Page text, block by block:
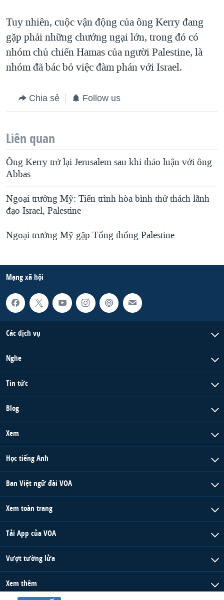
Tuy nhiên, cuộc vận động của ông Kerry đang
gặp phải những chướng ngại lớn, trong đó có
nhóm chủ chiến Hamas của người Palestine, là
nhóm đã bác bỏ việc đàm phán với Israel.
Chia sẻ Follow us
Liên quan
Ông Kerry trở lại Jerusalem sau khi thảo luận với ông
Abbas
Ngoại trưởng Mỹ: Tiến trình hòa bình thử thách lãnh
đạo Israel, Palestine
Ngoại trưởng Mỹ gặp Tổng thống Palestine
Mạng xã hội
Các dịch vụ
Nghe
Tin tức
Blog
Xem
Học tiếng Anh
Ban Việt ngữ đài VOA
Xem toàn trang
Tải App của VOA
Vượt tường lửa
Xem thêm